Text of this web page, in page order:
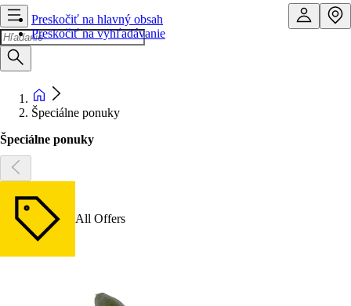
Preskočiť na hlavný obsah
Preskočiť na vyhľadávanie
Špeciálne ponuky
Špeciálne ponuky
All Offers